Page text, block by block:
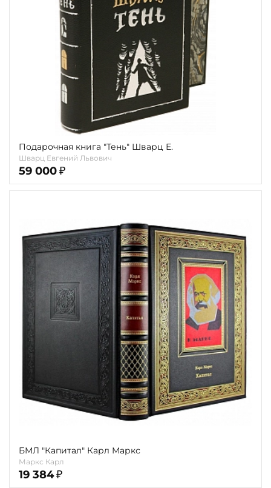
Подарочная книга "Тень" Шварц Е.
Шварц Евгений Львович
59 000 ₽
БМЛ "Капитал" Карл Маркс
Маркс Карл
19 384 ₽